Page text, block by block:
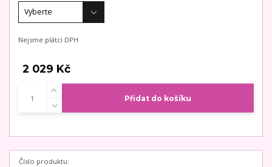
Nejsme plátci DPH
2 029 Kč
Přidat do košíku
Číslo produktu: